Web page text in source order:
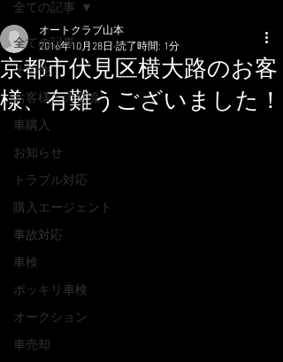
全ての記事
その他
お客様との交流
車購入
お知らせ
トラブル対応
購入エージェント
事故対応
車検
ポッキリ車検
オークション
車売却
全ての記事
京都市伏見区横大路のお客
様、有難うございました！
オートクラブ山本
2016年10月28日 読了時間: 1分